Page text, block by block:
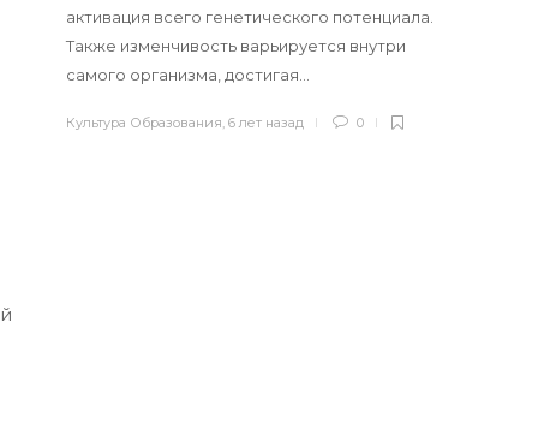
активация всего генетического потенциала.
Также изменчивость варьируется внутри
самого организма, достигая…
Культура Образования,6 лет назад 0